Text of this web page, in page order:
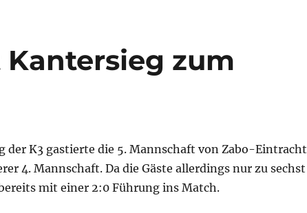
zum
der K3 gastierte die 5. Mannschaft von Zabo-Eintracht
4. Mannschaft. Da die Gäste allerdings nur zu sechst
mit einer 2:0 Führung ins Match.